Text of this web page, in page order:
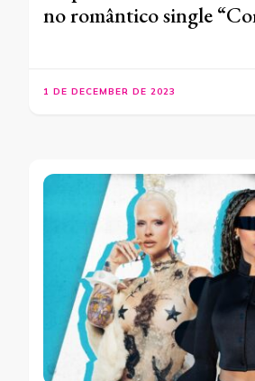
no romântico single
1 DE DECEMBER DE 2023